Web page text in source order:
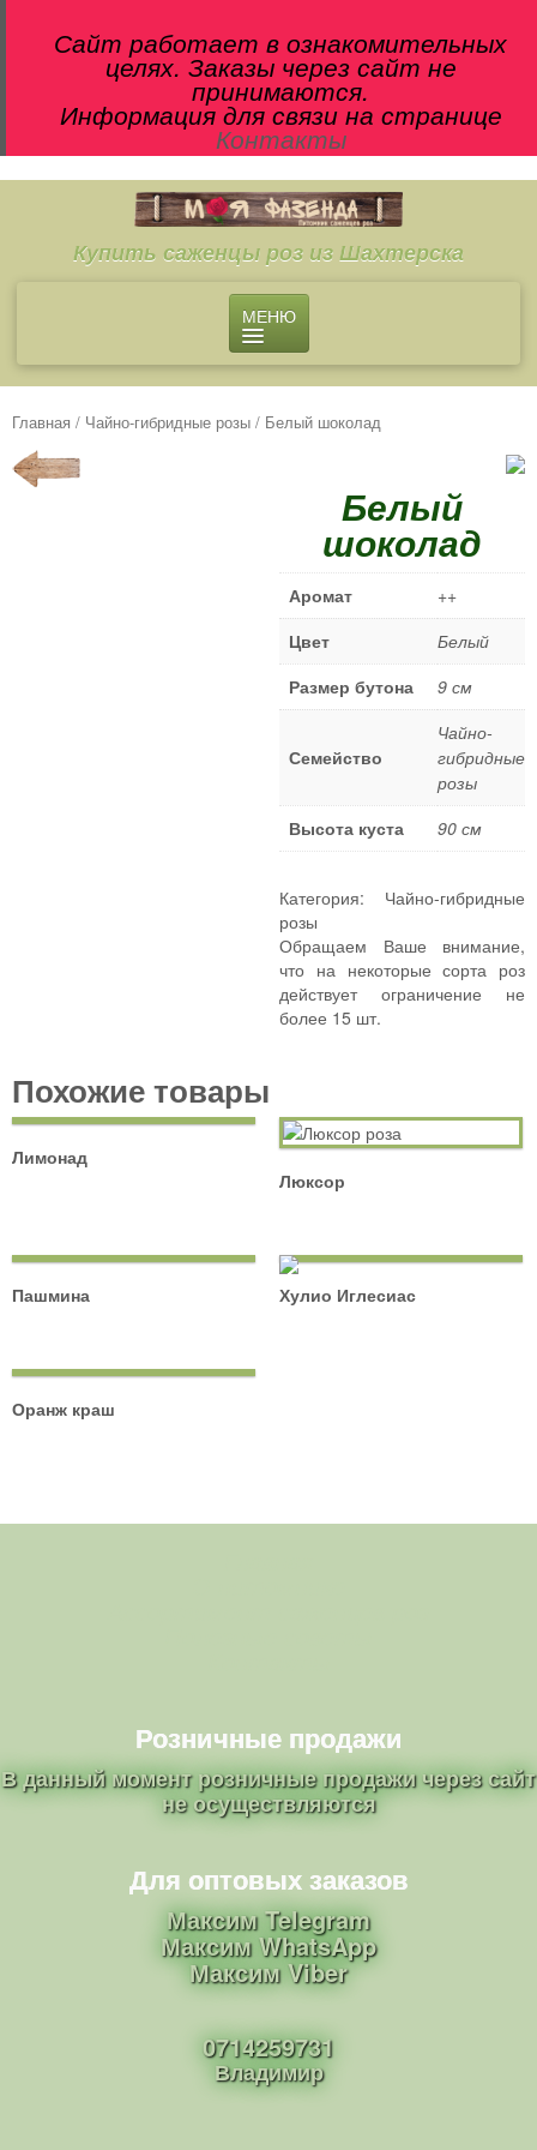
Сайт работает в ознакомительных
целях. Заказы через сайт не
принимаются.
Информация для связи на странице
Контакты
Купить саженцы роз из Шахтерска
МЕНЮ
О ПИТОМНИКЕ
МАГАЗИН
Главная / Чайно-гибридные розы / Белый шоколад
Белый
шоколад
Аромат
++
Цвет
Белый
Размер бутона
9 см
Семейство
Чайно-
гибридные
розы
Высота куста
90 см
Категория: Чайно-гибридные
розы
Обращаем Ваше внимание,
что на некоторые сорта роз
действует ограничение не
более 15 шт.
Похожие товары
Лимонад
Люксор
Пашмина Хулио Иглесиас
Оранж краш
Розничные продажи
В данный момент розничные продажи через сайт
не осуществляются
Для оптовых заказов
Максим Telegram
Максим WhatsApp
Максим Viber
0714259731
Владимир